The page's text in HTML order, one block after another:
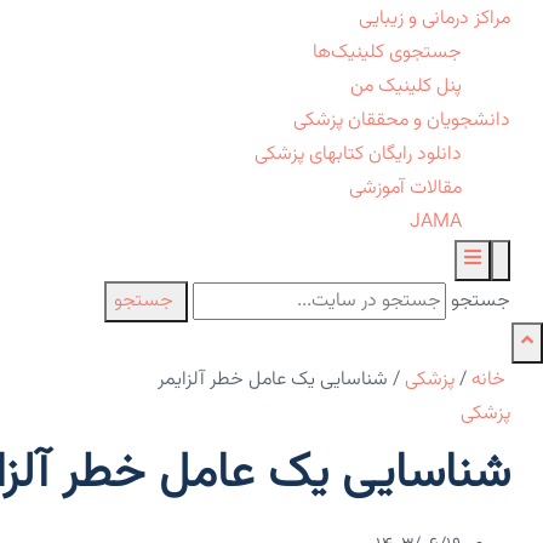
مراکز درمانی و زیبایی
جستجوی کلینیک‌ها
پنل کلینیک من
دانشجویان و محققان پزشکی
دانلود رایگان کتابهای پزشکی
مقالات آموزشی
JAMA
جستجو جستجو
خانه /پزشکی / شناسایی یک عامل خطر آلزایمر
پزشکی
شناسایی یک عامل خطر